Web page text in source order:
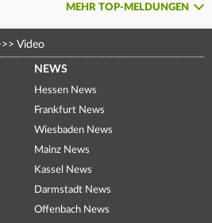
MEHR TOP-MELDUNGEN
Video
NEWS
Hessen News
Frankfurt News
Wiesbaden News
Mainz News
Kassel News
Darmstadt News
Offenbach News